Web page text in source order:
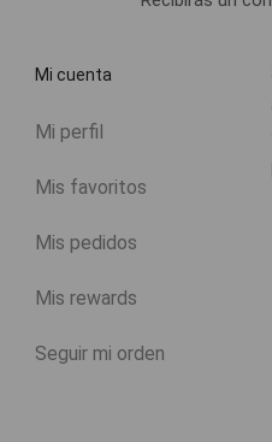
Mi cuenta
Mi perfil
Mis favoritos
Mis pedidos
Mis rewards
Seguir mi orden